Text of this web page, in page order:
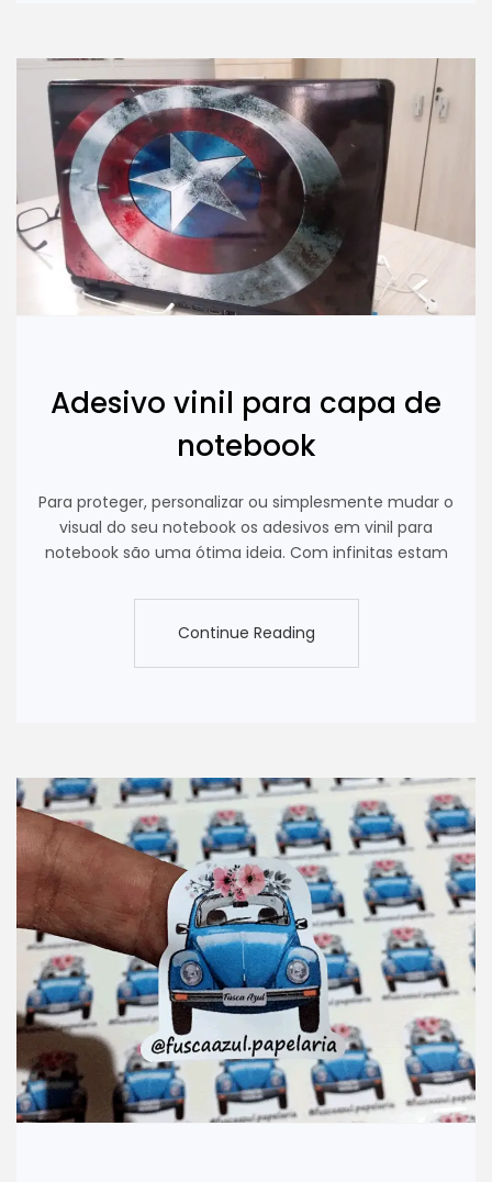
Adesivo vinil para capa de
notebook
Para proteger, personalizar ou simplesmente mudar o
visual do seu notebook os adesivos em vinil para
notebook são uma ótima ideia. Com infinitas estam
Continue Reading